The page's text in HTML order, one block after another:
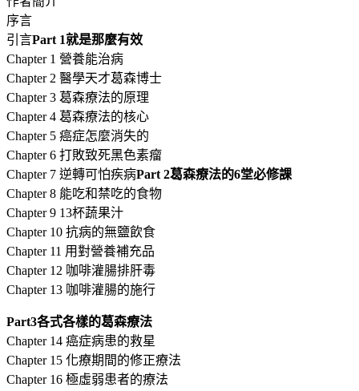
序言
引言Part 1就是那麼有效
Chapter 1 營養能治病
Chapter 2 醫學天才葛森博士
Chapter 3 葛森療法的原理
Chapter 4 葛森療法的核心
Chapter 5 癌症怎麼消失的
Chapter 6 打敗致死黑色素瘤
Chapter 7 逆轉可怕疾病Part 2葛森療法的6堂必修課
Chapter 8 能吃和禁吃的食物
Chapter 9 13杯蔬果汁
Chapter 10 抗病的無鹽飲食
Chapter 11 用對營養補充品
Chapter 12 咖啡灌腸排肝毒
Chapter 13 咖啡灌腸的施行
Part3各式各樣的葛森療法
Chapter 14 癌症病患的救星
Chapter 15 化療期間的修正療法
Chapter 16 極虛弱患者的療法